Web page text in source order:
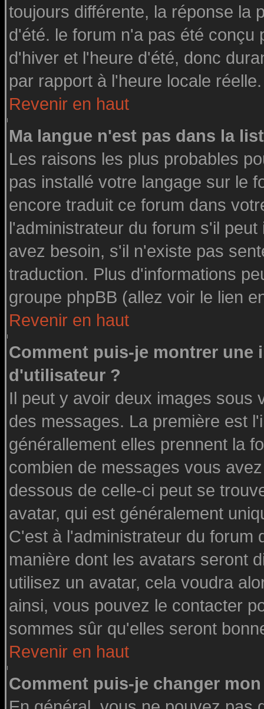
toujours différente, la réponse la
d'été. le forum n'a pas été conçu
d'hiver et l'heure d'été, donc
par rapport à l'heure locale réelle.
Revenir en haut
Ma langue n'est pas dans la
Les raisons les plus probables
pas installé votre langage sur le
encore traduit ce forum dans
l'administrateur du forum s'il
avez besoin, s'il n'existe pas
traduction. Plus d'informations
groupe phpBB (allez voir le lien
Revenir en haut
Comment puis-je montrer une
d'utilisateur ?
Il peut y avoir deux images sous
des messages. La première est
générallement elles prennent la
combien de messages vous
dessous de celle-ci peut se
avatar, qui est généralement
C'est à l'administrateur du forum
manière dont les avatars seront
utilisez un avatar, cela voudra
ainsi, vous pouvez le contacter
sommes sûr qu'elles seront
Revenir en haut
Comment puis-je changer